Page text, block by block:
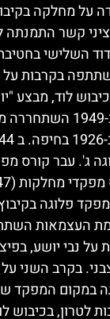
על מחלקה
קשר התמנתה
השלישי
בקרבות על
לוד, מבצע
ג'. עבר קורס
פלוגה
העצמאות
על נבי יושע,
בקרב השני
במקום המפקד
לטרון, בכיבוש